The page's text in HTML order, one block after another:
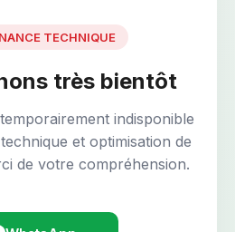
TECHNIQUE
très bientôt
indisponible
et optimisation de
de votre compréhension.